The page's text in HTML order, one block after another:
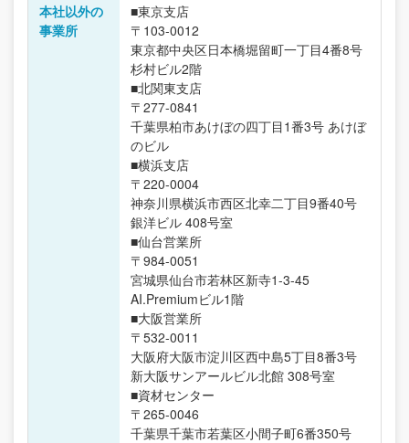
本社以外の
事業所
■東京支店
〒103-0012
東京都中央区日本橋堀留町一丁目4番8号
杉村ビル2階
■北関東支店
〒277-0841
千葉県柏市あけぼの四丁目1番3号 あけぼ
のビル
■横浜支店
〒220-0004
神奈川県横浜市西区北幸二丁目9番40号
銀洋ビル 408号室
■仙台営業所
〒984-0051
宮城県仙台市若林区新寺1-3-45
AI.Premiumビル1階
■大阪営業所
〒532-0011
大阪府大阪市淀川区西中島5丁目8番3号
新大阪サンアールビル北館 308号室
■資材センター
〒265-0046
千葉県千葉市若葉区小間子町6番350号